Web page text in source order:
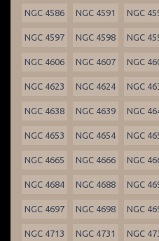
NGC 4586 NGC 4591 NGC
NGC 4597 NGC 4598 NGC
NGC 4606 NGC 4607 NGC
NGC 4623 NGC 4624 NGC
NGC 4638 NGC 4639 NGC
NGC 4653 NGC 4654 NGC
NGC 4665 NGC 4666 NGC
NGC 4684 NGC 4688 NGC
NGC 4697 NGC 4698 NGC
NGC 4713 NGC 4731 NGC